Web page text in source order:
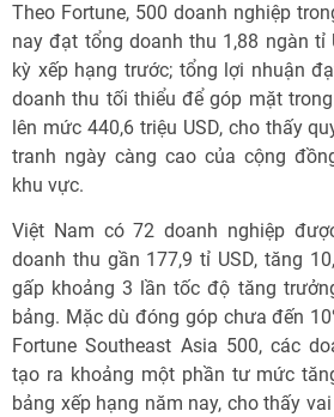
Theo Fortune, 500 doanh nghiệp
nay đạt tổng doanh thu 1,88 ngàn tỉ
kỳ xếp hạng trước; tổng lợi nhuận
doanh thu tối thiểu để góp mặt
lên mức 440,6 triệu USD, cho thấy
tranh ngày càng cao của cộng
khu vực.
Việt Nam có 72 doanh nghiệp
doanh thu gần 177,9 tỉ USD, tăng
gấp khoảng 3 lần tốc độ tăng
bảng. Mặc dù đóng góp chưa đến
Fortune Southeast Asia 500, các
tạo ra khoảng một phần tư mức
bảng xếp hạng năm nay, cho thấy